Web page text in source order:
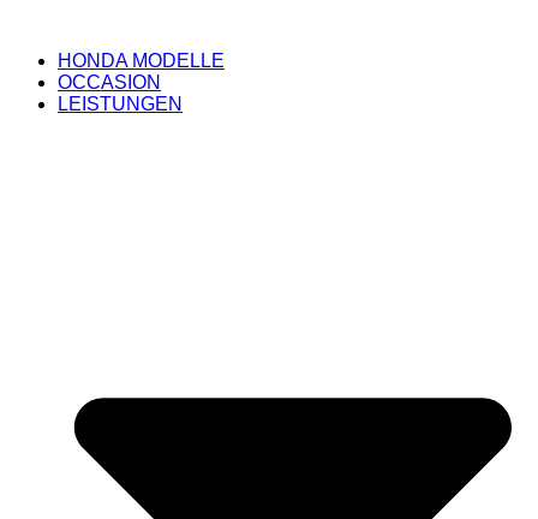
HONDA MODELLE
OCCASION
LEISTUNGEN